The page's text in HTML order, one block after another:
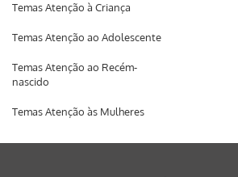
Temas Atenção à Criança
Temas Atenção ao Adolescente
Temas Atenção ao Recém-
nascido
Temas Atenção às Mulheres